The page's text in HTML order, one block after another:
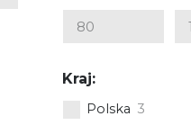
Kraj:
Polska 3